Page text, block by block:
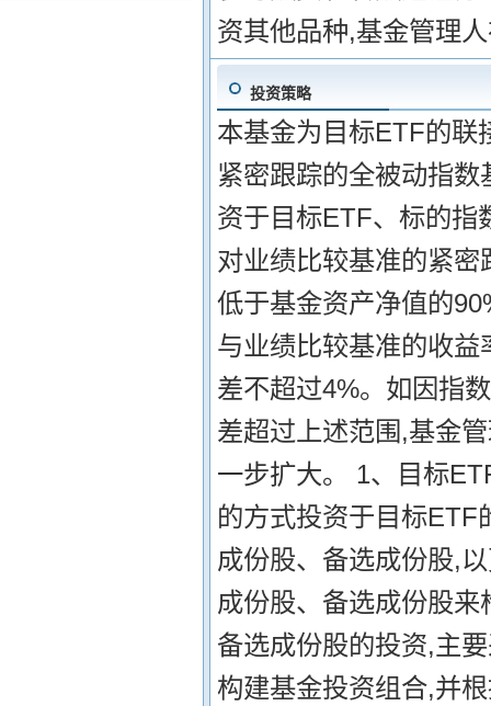
资其他品种,基金管理
投资策略
本基金为目标ETF的联
紧密跟踪的全被动指
资于目标ETF、标的指
对业绩比较基准的紧
低于基金资产净值的
与业绩比较基准的收
差不超过4%。如因指
差超过上述范围,基金
一步扩大。 1、目标
的方式投资于目标ETF
成份股、备选成份股,
成份股、备选成份股
备选成份股的投资,主
构建基金投资组合,并